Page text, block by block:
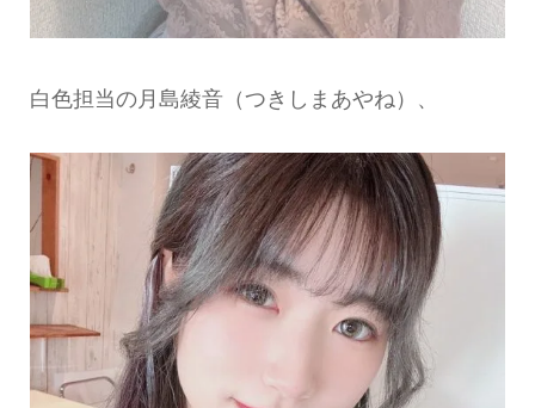
白色担当の月島綾音（つきしまあやね）、